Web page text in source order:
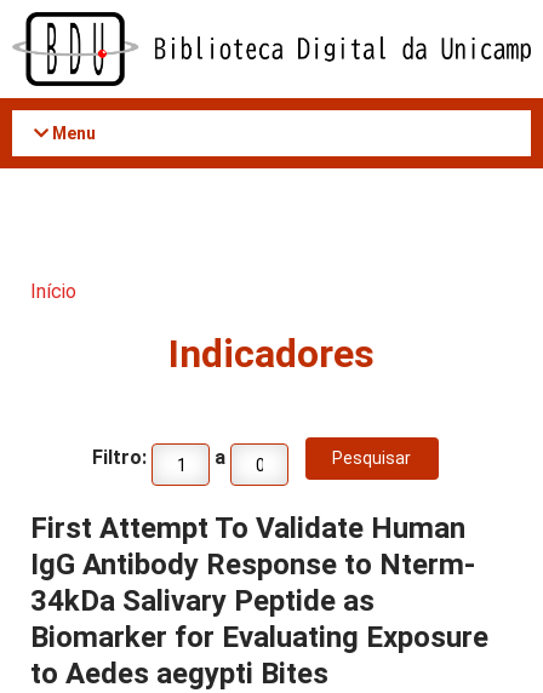
Acessar
conteúdo
Menu
Início
Indicadores
Filtro: a
First Attempt To Validate Human
IgG Antibody Response to Nterm-
34kDa Salivary Peptide as
Biomarker for Evaluating Exposure
to Aedes aegypti Bites